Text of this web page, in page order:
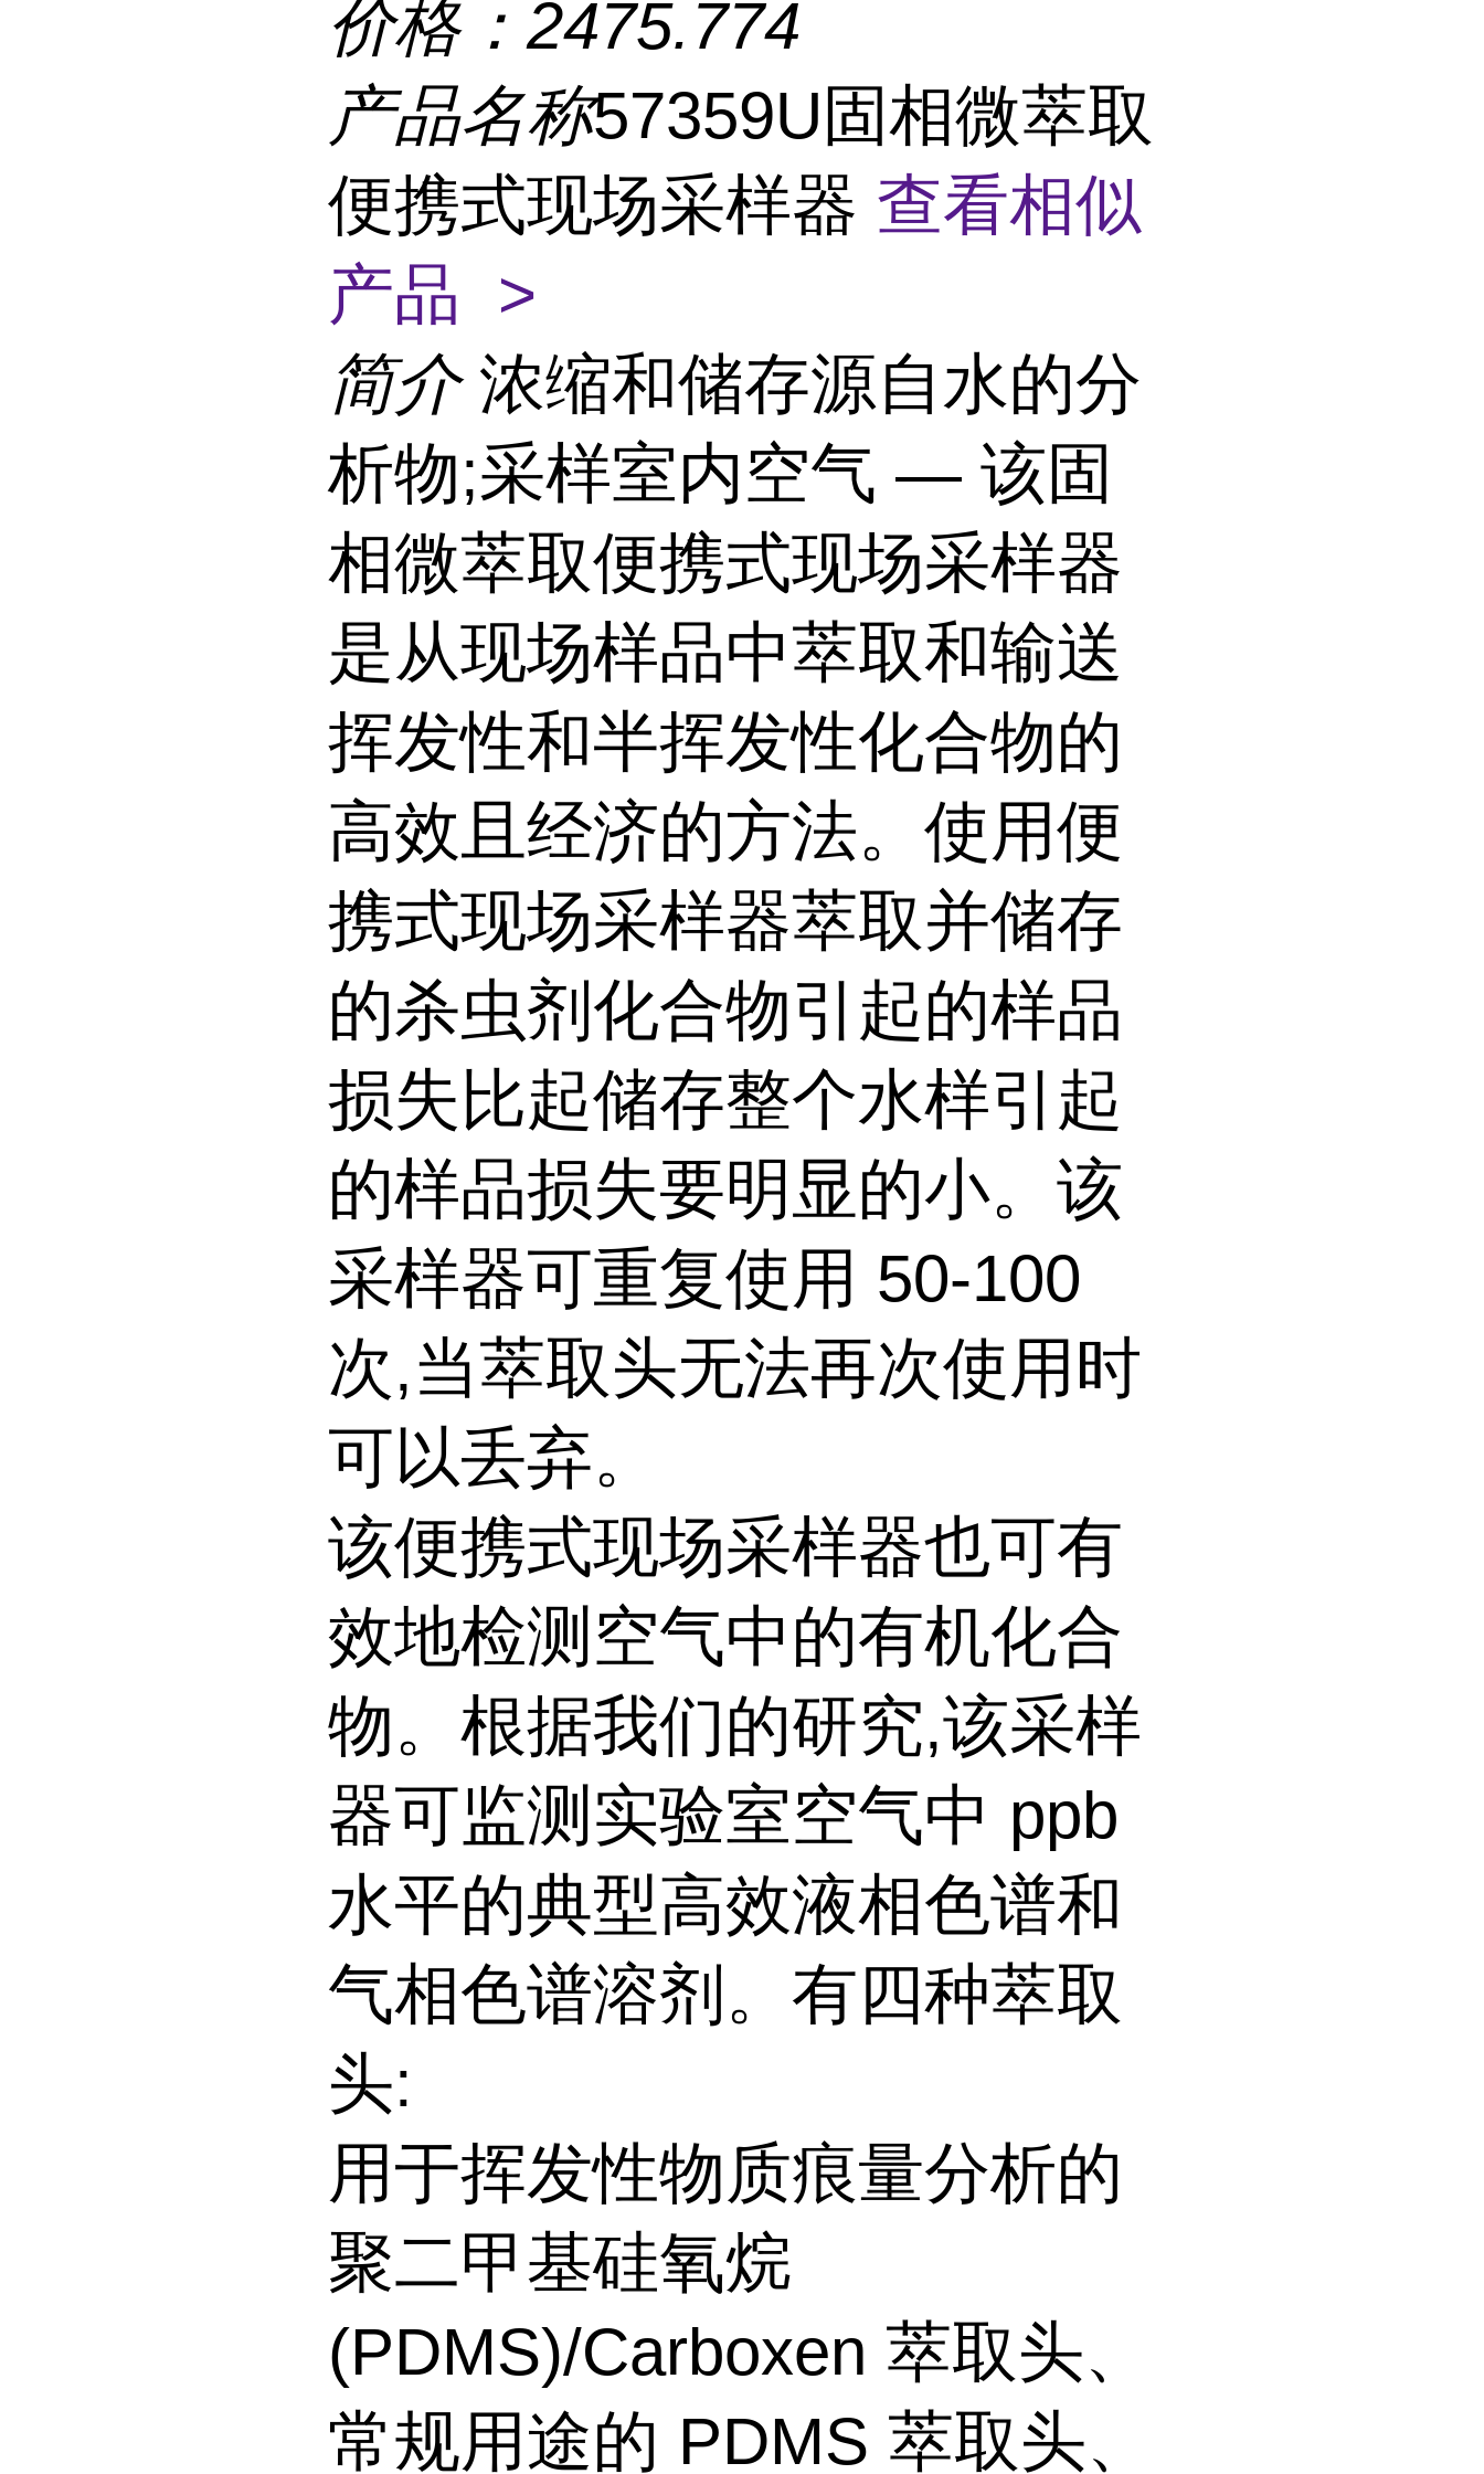
价格： 2475.774
产品名称57359U固相微萃取
便携式现场采样器 查看相似
产品 >
简介 浓缩和储存源自水的分
析物;采样室内空气 — 该固
相微萃取便携式现场采样器
是从现场样品中萃取和输送
挥发性和半挥发性化合物的
高效且经济的方法。使用便
携式现场采样器萃取并储存
的杀虫剂化合物引起的样品
损失比起储存整个水样引起
的样品损失要明显的小。该
采样器可重复使用 50-100
次,当萃取头无法再次使用时
可以丢弃。
该便携式现场采样器也可有
效地检测空气中的有机化合
物。根据我们的研究,该采样
器可监测实验室空气中 ppb
水平的典型高效液相色谱和
气相色谱溶剂。有四种萃取
头:
用于挥发性物质痕量分析的
聚二甲基硅氧烷
(PDMS)/Carboxen 萃取头、
常规用途的 PDMS 萃取头、